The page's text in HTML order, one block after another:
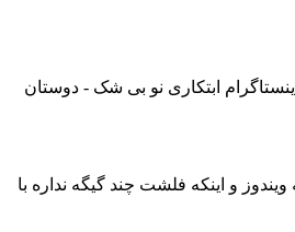
ابتکاری نو بی شک - دوستان
و اینکه فلشت چند گیگه نداره با